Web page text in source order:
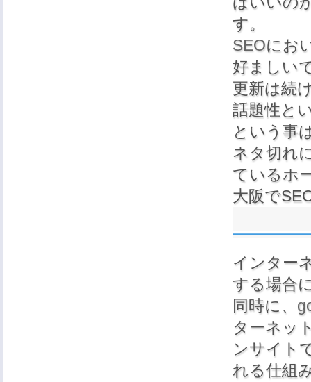
す。
SEOにお
好ましい
更新は続
話題性と
という事
ネタ切れ
ているホ
大阪で
インター
する場合
同時に、
ターネッ
ンサイト
れる仕組